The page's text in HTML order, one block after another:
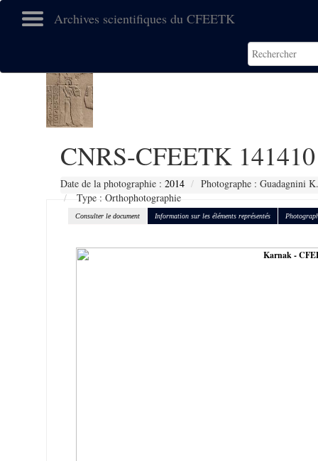
Archives scientifiques du CFEETK
CNRS-CFEETK 141410
Date de la photographie : 2014
Photographe : Guadagnini K.
Type : Orthophotographie
Consulter le document Information sur les éléments représentés